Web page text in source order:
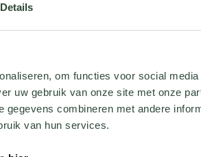
Details
om functies voor social
uw gebruik van onze site met onze
combineren met andere
van hun services.